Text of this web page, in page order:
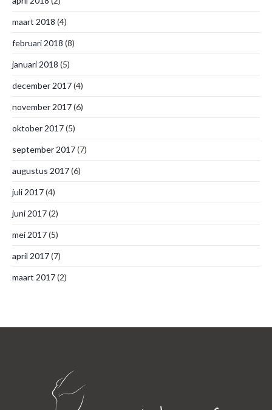
maart 2018 (4)
februari 2018 (8)
januari 2018 (5)
december 2017(4)
november 2017(6)
oktober 2017(5)
september 2017(7)
augustus 2017(6)
juli 2017(4)
juni 2017(2)
mei 2017(5)
april 2017(7)
maart 2017(2)